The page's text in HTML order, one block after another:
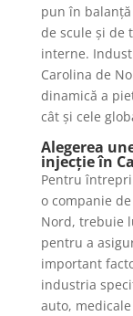
pun în
de scule și de
interne.
Carolina de
dinamică a
cât și cele
Alegerea
injecție în
Pentru
o companie
Nord, trebuie
pentru a
important
industria
auto,